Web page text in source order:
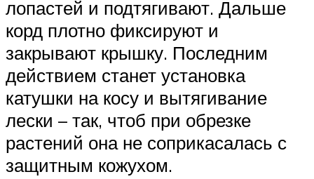
лопастей и подтягивают. Дальше
корд плотно фиксируют и
закрывают крышку. Последним
действием станет установка
катушки на косу и вытягивание
лески – так, чтоб при обрезке
растений она не соприкасалась с
защитным кожухом.